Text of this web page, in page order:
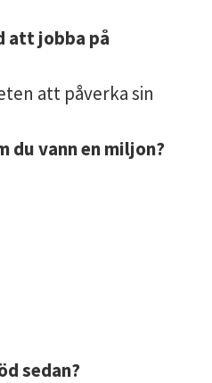
att jobba på
att påverka sin
du vann en miljon?
sedan?